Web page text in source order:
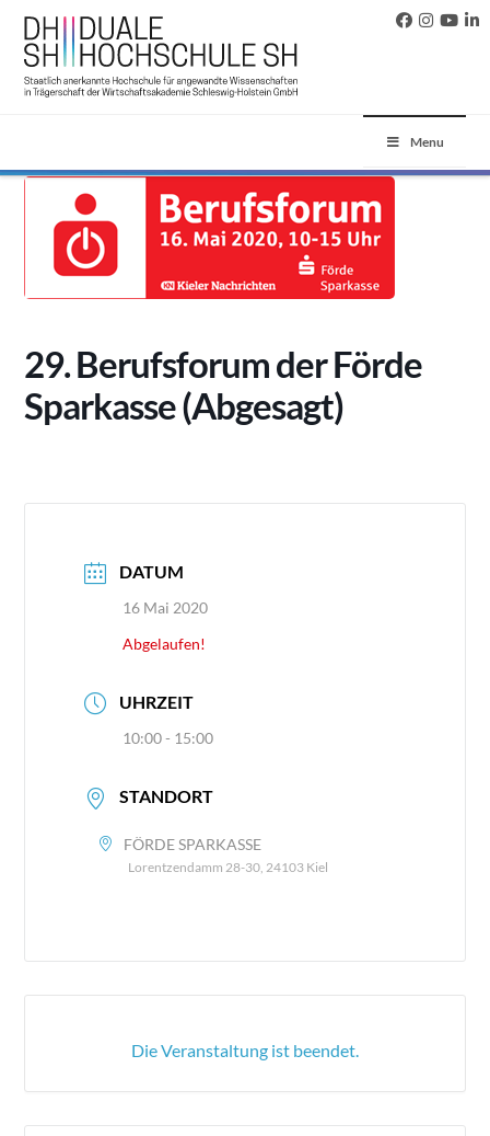
Menu
29. Berufsforum der Förde
Sparkasse (Abgesagt)
DATUM
16 Mai 2020
Abgelaufen!
UHRZEIT
10:00 - 15:00
STANDORT
FÖRDE SPARKASSE
Lorentzendamm 28-30, 24103 Kiel
Die Veranstaltung ist beendet.